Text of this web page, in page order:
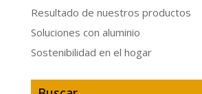
Resultado de nuestros productos
Soluciones con aluminio
Sostenibilidad en el hogar